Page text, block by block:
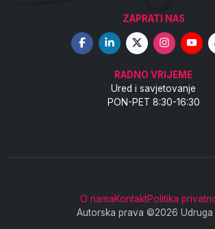
ZAPRATI NAS
RADNO VRIJEME
Ured i savjetovanje
PON-PET 8:30-16:30
O namaKontaktPolitika
Autorska prava ©2026 Udruga